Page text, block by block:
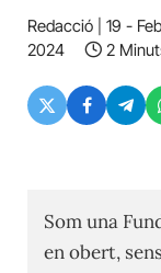
Redacció 19 -
2024
2
Som una
en obert,